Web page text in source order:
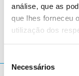
análise, que as
que lhes forneceu
utilização dos
Necessários